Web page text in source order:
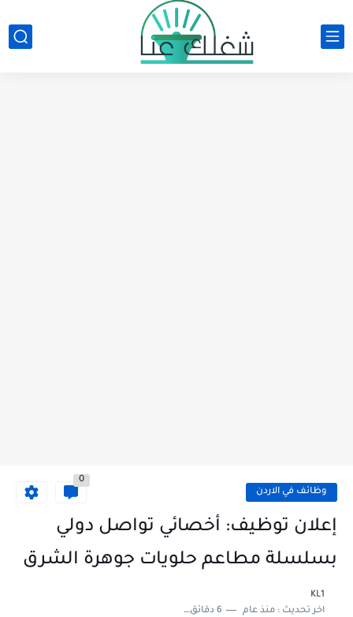
وظائف في الاردن
0
إعلان توظيف: أخصائي تواصل دولي
بسلسلة مطاعم حلويات جوهرة الشرق
KL1
اخر تحديث :منذ عام 6 دقائق للقراءة